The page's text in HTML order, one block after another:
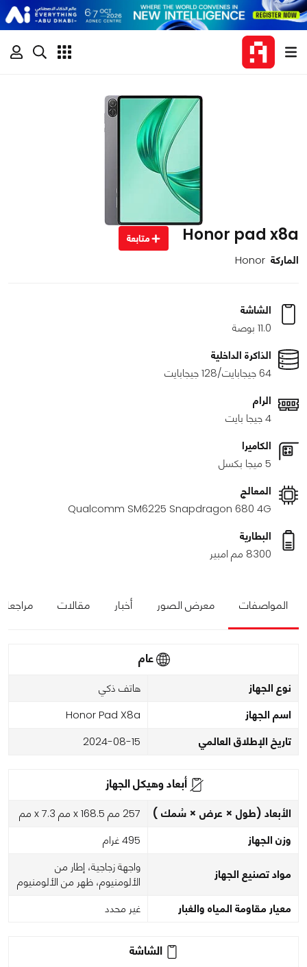
Honor pad x8a متابعة
الماركة Honor
الشاشة
11.0 بوصة
الذاكرة الداخلية
64 جيجابايت/128 جيجابايت
الرام
4 جيجا بايت
الكاميرا
5 ميجا بكسل
المعالج
Qualcomm SM6225 Snapdragon 680 4G
البطارية
8300 مم امبير
المواصفات معرض الصور أخبار مقالات
عام
نوع الجهاز هاتف ذكي
اسم الجهاز Honor Pad X8a
تاريخ الإطلاق العالمي 2024-08-15
أبعاد وهيكل الجهاز
الأبعاد (طول × عرض × سُمك ) 257 مم x 168.5 مم x 7.3 مم
وزن الجهاز 495 غرام
مواد تصنيع الجهاز
واجهة زجاجية، إطار من
الألومنيوم، ظهر من الألومنيوم
معيار مقاومة المياه والغبار غير محدد
الشاشة